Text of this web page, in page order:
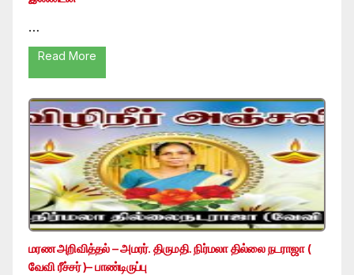
…
Read More
மரண அறிவித்தல் – அமரர். திருமதி. நிர்மலா தில்லை நடராஜா (
வேவி ரீச்சர் )– பாண்டிருப்பு